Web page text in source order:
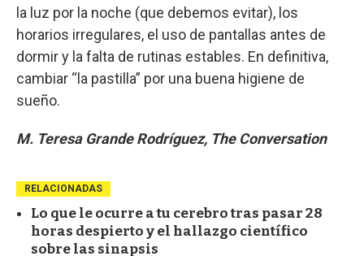
la luz por la noche (que debemos evitar), los
horarios irregulares, el uso de pantallas antes de
dormir y la falta de rutinas estables. En definitiva,
cambiar “la pastilla” por una buena higiene de
sueño.
M. Teresa Grande Rodríguez, The Conversation
RELACIONADAS
Lo que le ocurre a tu cerebro tras pasar 28
horas despierto y el hallazgo científico
sobre las sinapsis